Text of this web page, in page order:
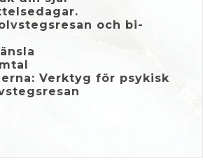
och bi-
Verktyg för psykisk